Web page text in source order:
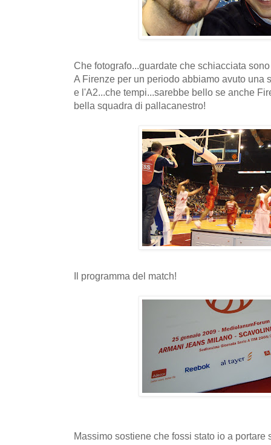
Che fotografo...guardate che schiacciata
A Firenze per un periodo abbiamo avuto una
e l'A2...che tempi...sarebbe bello se anche
bella squadra di pallacanestro!
Il programma del match!
Massimo sostiene che fossi stato io a portare